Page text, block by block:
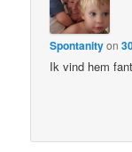
Spontanityon
Ik vind hem